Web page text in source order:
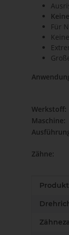
Für
Werkstoff:
Maschine:
Zähne:
Wert